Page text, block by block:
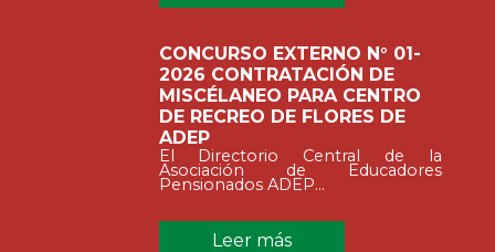
CONCURSO EXTERNO N° 01-
2026 CONTRATACIÓN DE
MISCÉLANEO PARA CENTRO
DE RECREO DE FLORES DE
ADEP
El Directorio Central de la
Asociación de Educadores
Pensionados ADEP...
Leer más